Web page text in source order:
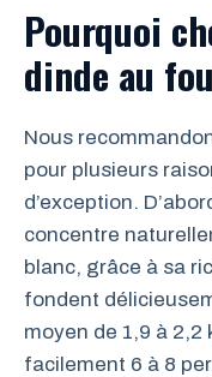
Pourquoi
dinde au
Nous
pour plusieurs
d’exception.
concentre
blanc, grâce à sa
fondent
moyen de 1,9 à
facilement 6 à 8